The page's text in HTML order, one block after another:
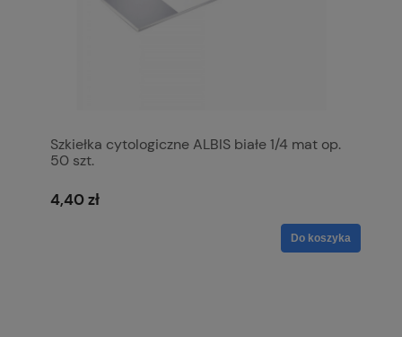
Szkiełka cytologiczne ALBIS białe 1/4 mat op.
50 szt.
4,40 zł
Do koszyka